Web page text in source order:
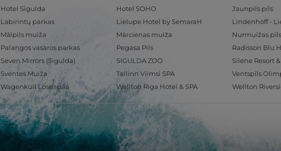
Hotel Sigulda Hotel SOHO Jaunpils pils
Labirintų parkas Lielupe Hotel by SemaraH Lindenhoff -
Mālpils muiža Mārcienas muiža Nurmuižas pils
Palangos vasaros parkas Pegasa Pils
Seven Mirrors (Sigulda) SIGULDA ZOO Silene Resort &
Sventes Muiža Tallinn Viimsi SPA
Wagenküll Lossispaa Wellton Riga Hotel & SPA Wellton